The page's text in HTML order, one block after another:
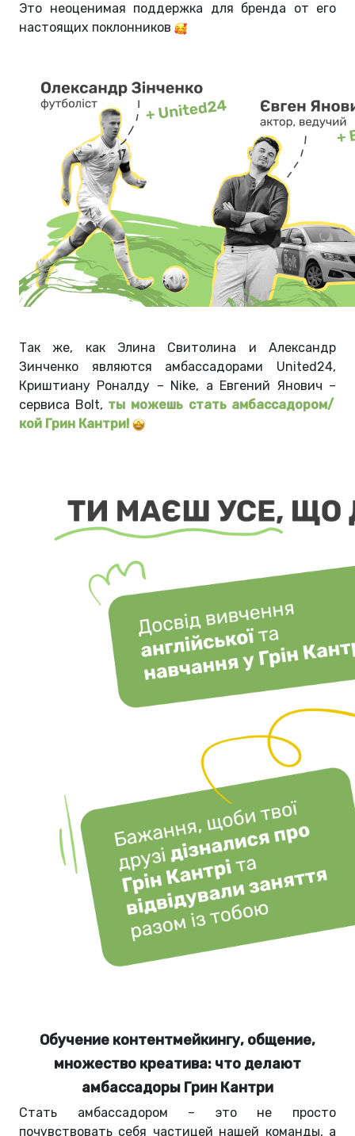
Это неоценимая поддержка для бренда от его
настоящих поклонников
Так же, как Элина Свитолина и Александр
Зинченко являются амбассадорами United24,
Криштиану Роналду – Nike, а Евгений Янович –
сервиса Bolt, ты можешь стать амбассадором/
кой Грин Кантри!
Обучение контентмейкингу, общение,
множество креатива: что делают
амбассадоры Грин Кантри
Стать амбассадором – это не просто
почувствовать себя частицей нашей команды, а